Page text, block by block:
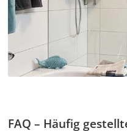
FAQ – Häufig